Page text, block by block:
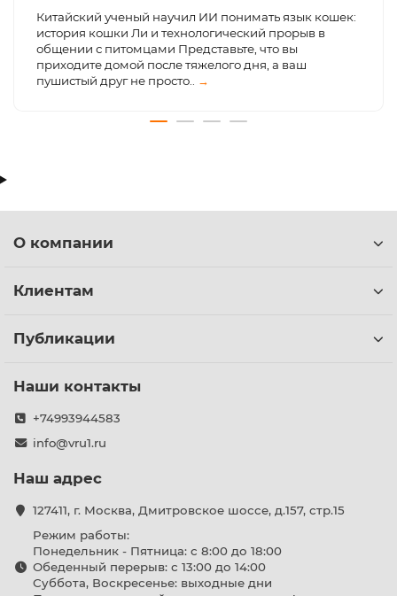
Китайский ученый научил ИИ понимать язык кошек:
история кошки Ли и технологический прорыв в
общении с питомцами Представьте, что вы
приходите домой после тяжелого дня, а ваш
пушистый друг не просто..
→
О компании
Клиентам
Публикации
Наши контакты
+74993944583
info@vru1.ru
Наш адрес
127411, г. Москва, Дмитровское шоссе, д.157, стр.15
Режим работы:
Понедельник - Пятница: с 8:00 до 18:00
Обеденный перерыв: с 13:00 до 14:00
Суббота, Воскресенье: выходные дни